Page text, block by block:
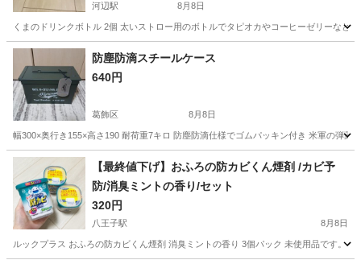
河辺駅 8月8日
くまのドリンクボトル 2個 太いストロー用のボトルでタピオカやコーヒーゼリーなど
東京 青梅市 河辺駅 生活雑貨
防塵防滴スチールケース
640円
葛飾区 8月8日
幅300×奥行き155×高さ190 耐荷重7キロ 防塵防滴仕様でゴムパッキン付き 米軍の弾
東京 葛飾区 家庭用品 ケース
【最終値下げ】おふろの防カビくん煙剤 /カビ予
防/消臭ミントの香り/セット
320円
八王子駅 8月8日
ルックプラス おふろの防カビくん煙剤 消臭ミントの香り 3個パック 未使用品です。